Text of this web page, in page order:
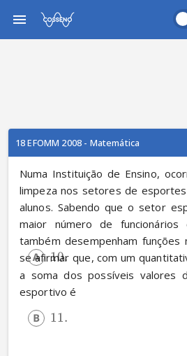
18 EFOMM 2008 - Matemática
Numa Instituição de Ensino,
limpeza nos setores de
alunos. Sabendo que o setor
maior número de
também desempenham
se afirmar que, com um
a soma dos possíveis valores
esportivo é
10.
11.